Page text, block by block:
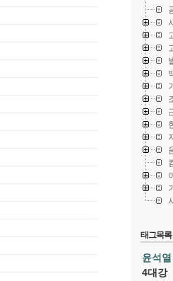
태그목록
윤석열
4대강